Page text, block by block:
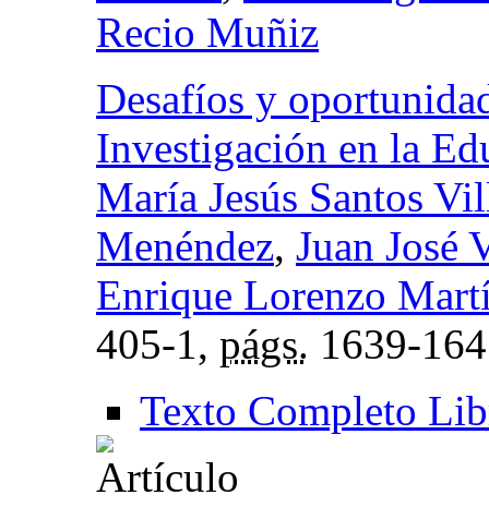
Recio Muñiz
Desafíos y
Investigación en la
María Jesús Santos
Menéndez, Juan José
Enrique Lorenzo
405-1, págs. 1639-
Texto Completo